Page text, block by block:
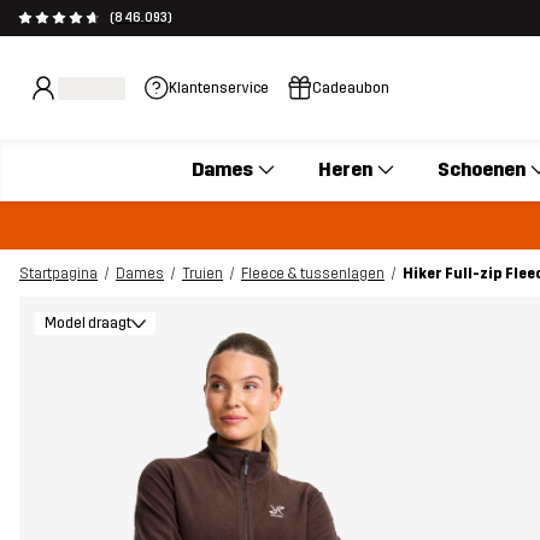
(846.093)
Klantenservice Cadeaubon
Dames Heren Schoenen
Startpagina Dames Truien Fleece & tussenlagen Hiker Full-zip
Model draagt